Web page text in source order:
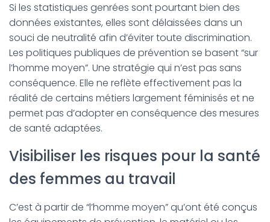
Si les statistiques genrées sont pourtant bien des
données existantes, elles sont délaissées dans un
souci de neutralité afin d’éviter toute discrimination.
Les politiques publiques de prévention se basent “sur
l’homme moyen”. Une stratégie qui n’est pas sans
conséquence. Elle ne reflète effectivement pas la
réalité de certains métiers largement féminisés et ne
permet pas d’adopter en conséquence des mesures
de santé adaptées.
Visibiliser les risques pour la santé
des femmes au travail
C’est à partir de “l’homme moyen” qu’ont été conçus